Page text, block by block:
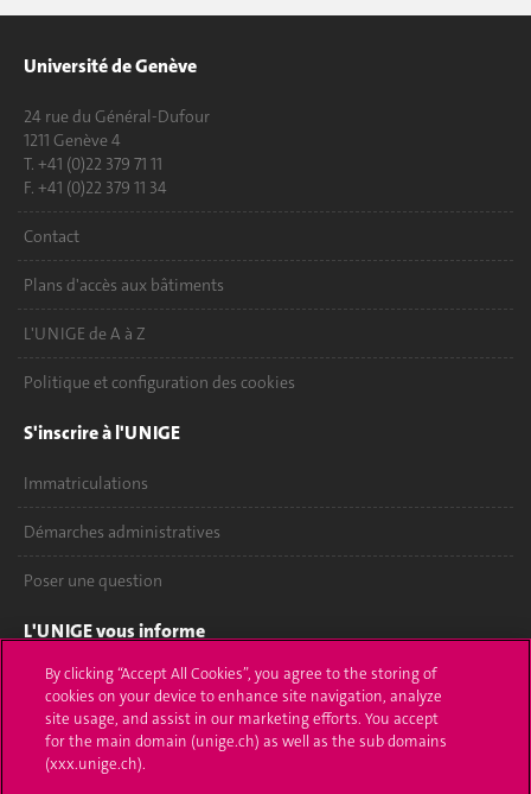
Université de Genève
24 rue du Général-Dufour
1211 Genève 4
T. +41 (0)22 379 71 11
F. +41 (0)22 379 11 34
Contact
Plans d'accès aux bâtiments
L'UNIGE de A à Z
Politique et configuration des cookies
S'inscrire à l'UNIGE
Immatriculations
Démarches administratives
Poser une question
L'UNIGE vous informe
UNIGE Mobile
Médias
Offres d'emploi
By clicking “Accept All Cookies”, you agree to the storing of
cookies on your device to enhance site navigation, analyze
site usage, and assist in our marketing efforts. You accept
for the main domain (unige.ch) as well as the sub domains
(xxx.unige.ch).